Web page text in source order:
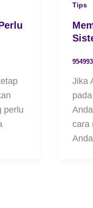
perlu
Tips
Jika
cara